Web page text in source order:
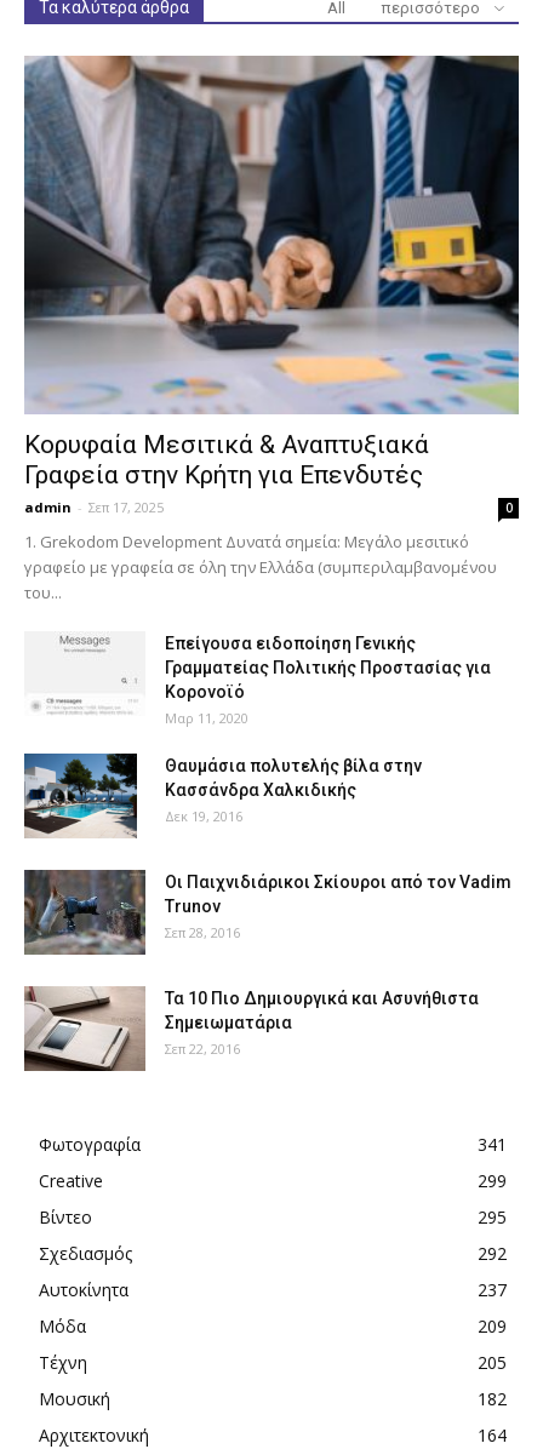
Τα καλύτερα άρθρα All περισσότερο
Κορυφαία Μεσιτικά & Αναπτυξιακά
Γραφεία στην Κρήτη για Επενδυτές
admin - Σεπ 17, 2025 0
1. Grekodom Development Δυνατά σημεία: Μεγάλο μεσιτικό
γραφείο με γραφεία σε όλη την Ελλάδα (συμπεριλαμβανομένου
του...
Επείγουσα ειδοποίηση Γενικής
Γραμματείας Πολιτικής Προστασίας για
Κορονοϊό
Μαρ 11, 2020
Θαυμάσια πολυτελής βίλα στην
Κασσάνδρα Χαλκιδικής
Δεκ 19, 2016
Οι Παιχνιδιάρικοι Σκίουροι από τον Vadim
Trunov
Σεπ 28, 2016
Τα 10 Πιο Δημιουργικά και Ασυνήθιστα
Σημειωματάρια
Σεπ 22, 2016
Φωτογραφία
341
Creative
299
Βίντεο
295
Σχεδιασμός
292
Αυτοκίνητα
237
Μόδα
209
Τέχνη
205
Μουσική
182
Αρχιτεκτονική
164